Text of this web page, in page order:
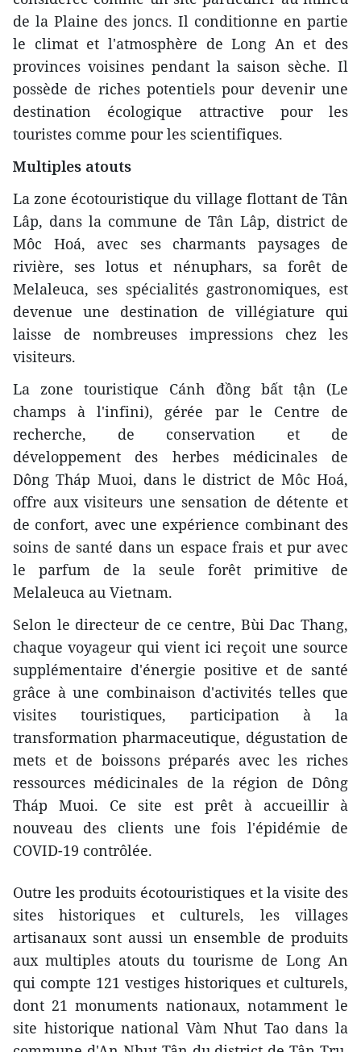
de la Plaine des joncs. Il conditionne en partie
le climat et l'atmosphère de Long An et des
provinces voisines pendant la saison sèche. Il
possède de riches potentiels pour devenir une
destination écologique attractive pour les
touristes comme pour les scientifiques.
Multiples atouts
La zone écotouristique du village flottant de Tân
Lâp, dans la commune de Tân Lâp, district de
Môc Hoá, avec ses charmants paysages de
rivière, ses lotus et nénuphars, sa forêt de
Melaleuca, ses spécialités gastronomiques, est
devenue une destination de villégiature qui
laisse de nombreuses impressions chez les
visiteurs.
La zone touristique Cánh đồng bất tận (Le
champs à l'infini), gérée par le Centre de
recherche, de conservation et de
développement des herbes médicinales de
Dông Tháp Muoi, dans le district de Môc Hoá,
offre aux visiteurs une sensation de détente et
de confort, avec une expérience combinant des
soins de santé dans un espace frais et pur avec
le parfum de la seule forêt primitive de
Melaleuca au Vietnam.
Selon le directeur de ce centre, Bùi Dac Thang,
chaque voyageur qui vient ici reçoit une source
supplémentaire d'énergie positive et de santé
grâce à une combinaison d'activités telles que
visites touristiques, participation à la
transformation pharmaceutique, dégustation de
mets et de boissons préparés avec les riches
ressources médicinales de la région de Dông
Tháp Muoi. Ce site est prêt à accueillir à
nouveau des clients une fois l'épidémie de
COVID-19 contrôlée.
Outre les produits écotouristiques et la visite des
sites historiques et culturels, les villages
artisanaux sont aussi un ensemble de produits
aux multiples atouts du tourisme de Long An
qui compte 121 vestiges historiques et culturels,
dont 21 monuments nationaux, notamment le
site historique national Vàm Nhut Tao dans la